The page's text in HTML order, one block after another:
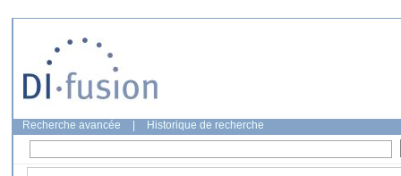
Recherche avancée Historique de recherche